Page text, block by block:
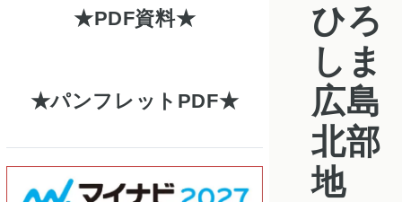
PDF資料
パンフレットPDF
ひろ
しま
広島
北部
地